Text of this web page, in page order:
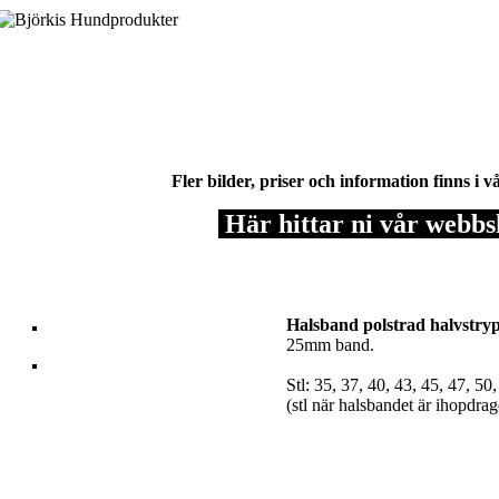
Fler bilder, priser och information finns i
Här hittar ni vår
Halsband polstrad
25mm band.
Stl: 35, 37, 40, 43, 45, 47,
(stl när halsbandet är